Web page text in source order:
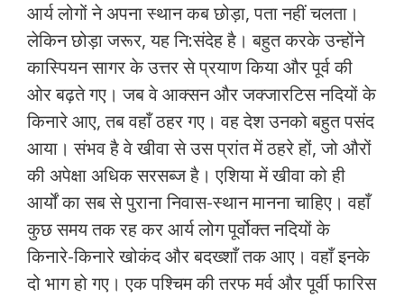
आर्य लोगों ने अपना स्‍थान कब छोड़ा, पता नहीं चलता।
लेकिन छोड़ा जरूर, यह नि:संदेह है। बहुत करके उन्‍होंने
कास्पियन सागर के उत्तर से प्रयाण किया और पूर्व की
ओर बढ़ते गए। जब वे आक्‍सन और जक्जारटिस नदियों के
किनारे आए, तब वहाँ ठहर गए। वह देश उनको बहुत पसंद
आया। संभव है वे खीवा से उस प्रांत में ठहरे हों, जो औरों
की अपेक्षा अधिक सरसब्‍ज है। एशिया में खीवा को ही
आर्यों का सब से पुराना निवास-स्‍थान मानना चाहिए। वहाँ
कुछ समय तक रह कर आर्य लोग पूर्वोक्‍त नदियों के
किनारे-किनारे खोकंद और बदख्‍शाँ तक आए। वहाँ इनके
दो भाग हो गए। एक पश्चिम की तरफ मर्व और पूर्वी फारिस